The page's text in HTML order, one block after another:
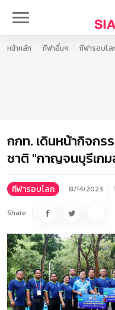
หน้าหลัก กีฬาอื่นๆ กีฬารอบโล
กกท. เดินหน้ากิจกร
ชาติ "กาญจนบุรีเก
กีฬารอบโลก 8/14/2023
Share